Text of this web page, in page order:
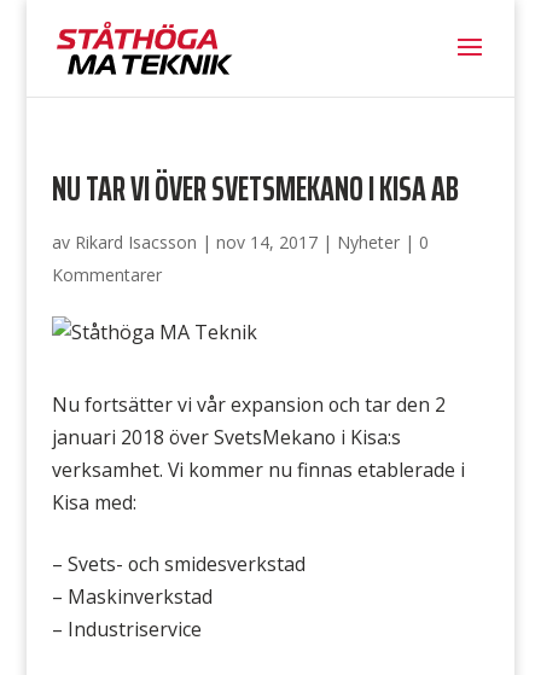
NU TAR VI ÖVER SVETSMEKANO I KISA AB
av Rikard Isacsson | nov 14, 2017| Nyheter| 0
Kommentarer
Nu fortsätter vi vår expansion och tar den 2
januari 2018 över SvetsMekano i Kisa:s
verksamhet. Vi kommer nu finnas etablerade i
Kisa med:
– Svets- och smidesverkstad
– Maskinverkstad
– Industriservice